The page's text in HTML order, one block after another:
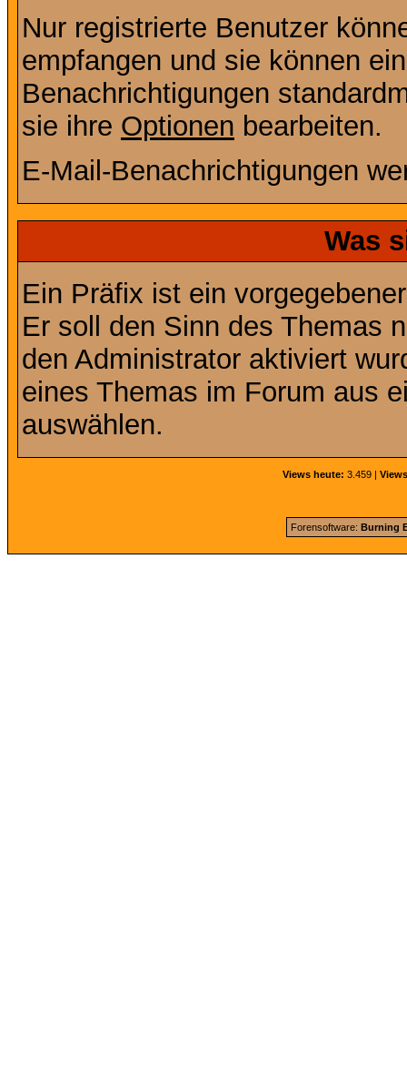
Nur registrierte Benutzer
empfangen und sie können
Benachrichtigungen
sie ihre Optionen bearbeiten.
E-Mail-Benachrichtigungen
Was
Ein Präfix ist ein
Er soll den Sinn des Themas
den Administrator aktiviert
eines Themas im Forum aus
auswählen.
Views heute: 3.459 |
Forensoftware: Burning